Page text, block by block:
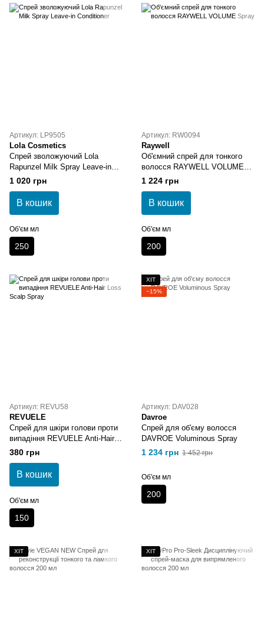
Артикул: LP9505
Lola Cosmetics
Спрей зволожуючий Lola
Rapunzel Milk Spray Leave-in
Conditioner
1 020 грн
В кошик
Об'єм мл
250
Артикул: RW0094
Raywell
Об'ємний спрей для тонкого
волосся RAYWELL VOLUME
Spray
1 224 грн
В кошик
Об'єм мл
200
Артикул: REVU58
REVUELE
Спрей для шкіри голови проти
випадіння REVUELE Anti-Hair
Loss Scalp Spray
380 грн
В кошик
Об'єм мл
150
ХІТ
−15%
Артикул: DAV028
Davroe
Спрей для об'єму волосся
DAVROE Voluminous Spray
1 234 грн 1 452 грн
Об'єм мл
200
ХІТ ХІТ